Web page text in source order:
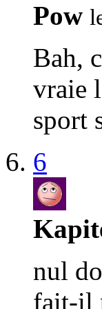
Pow
Bah,
vraie
sport
6
nul
fait-il